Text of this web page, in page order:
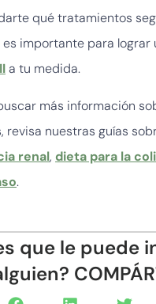
qué tratamientos
importante para lograr
a tu medida.
más información
revisa nuestras guías
renal, dieta para la
.
que le puede